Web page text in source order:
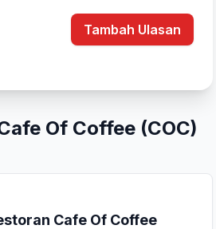
Tambah Ulasan
Of Coffee (COC)
Cafe Of Coffee